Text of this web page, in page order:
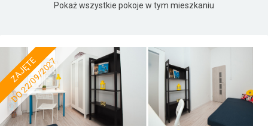
Pokaż wszystkie pokoje w tym mieszkaniu
ZAJĘTE
DO 22/09/2027